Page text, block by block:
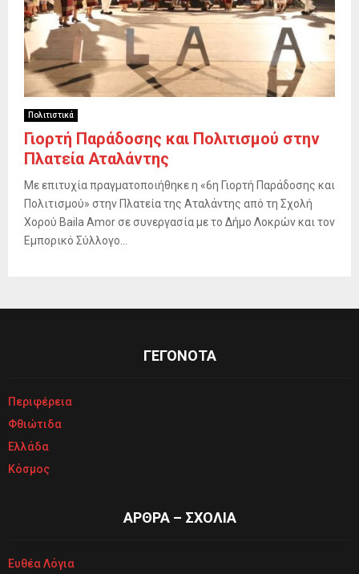
Πολιτιστικά
Γιορτή Παράδοσης και Πολιτισμού στην
Πλατεία Αταλάντης
Με επιτυχία πραγματοποιήθηκε η «6η Γιορτή Παράδοσης και
Πολιτισμού» στην Πλατεία της Αταλάντης από τη Σχολή
Χορού Baila Amor σε συνεργασία με το Δήμο Λοκρών και τον
Εμπορικό Σύλλογο...
ΓΕΓΟΝΟΤΑ
Περιφέρεια
Φθιώτιδα
Ελλάδα
Κόσμος
ΑΡΘΡΑ – ΣΧΟΛΙΑ
Ευθέα Λόγια